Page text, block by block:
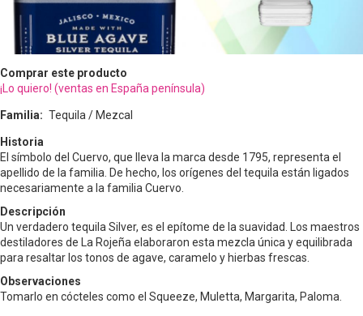
Comprar este producto
¡Lo quiero! (ventas en España península)
Familia Tequila / Mezcal
Historia
El símbolo del Cuervo, que lleva la marca desde 1795, representa el
apellido de la familia. De hecho, los orígenes del tequila están ligados
necesariamente a la familia Cuervo.
Descripción
Un verdadero tequila Silver, es el epítome de la suavidad. Los maestros
destiladores de La Rojeña elaboraron esta mezcla única y equilibrada
para resaltar los tonos de agave, caramelo y hierbas frescas.
Observaciones
Tomarlo en cócteles como el Squeeze, Muletta, Margarita, Paloma.